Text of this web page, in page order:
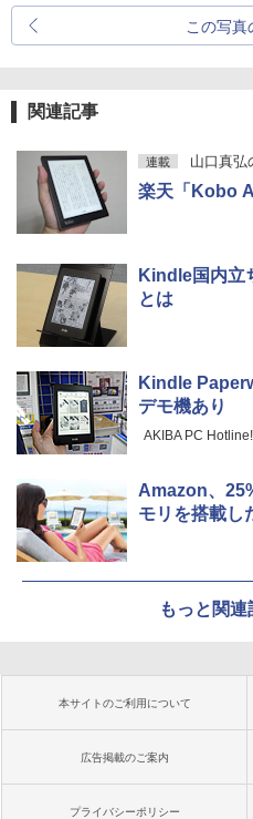
この写真
関連記事
連載 山口真弘
楽天「Kobo
Kindle国内立
とは
Kindle
デモ機あり
AKIBA PC Hotline!
Amazon、
モリを搭載し
もっと関
本サイトのご利用について
広告掲載のご案内
プライバシーポリシー